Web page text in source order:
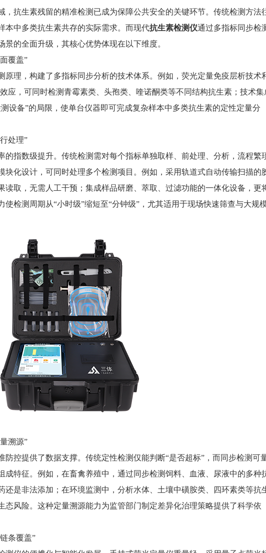
生素残留的精准检测已成为保障公共安全的关键环节。传统检测方法
本中多类抗生素共存的实际需求。而现代抗生素检测仪通过多指标同步检
的全面升级，其核心优势体现在以下维度。
覆盖”
理，构建了多指标同步分析的技术体系。例如，荧光定量免疫层析技术
应，可同时检测青霉素类、头孢类、喹诺酮类等不同结构抗生素；技术集
设备”的局限，使单台仪器即可完成复杂样本中多类抗生素的定性定量分
处理”
指数级提升。传统检测需对每个指标单独取样、前处理、分析，流程繁
块化设计，可同时处理多个检测项目。例如，采用轨道式自动传输扫描的
读取，无需人工干预；集成样品研磨、萃取、过滤功能的一体化设备，更
检测周期从“小时级”缩短至“分钟级”，尤其适用于现场快速筛查与大规
溯源”
控提供了数据支撑。传统定性检测仅能判断“是否超标”，而同步检测可
成特征。例如，在畜禽养殖中，通过同步检测饲料、血液、尿液中的多种
还是非法添加；在环境监测中，分析水体、土壤中磺胺类、四环素类等抗
态风险。这种定量溯源能力为监管部门制定差异化治理策略提供了科学依
条覆盖”